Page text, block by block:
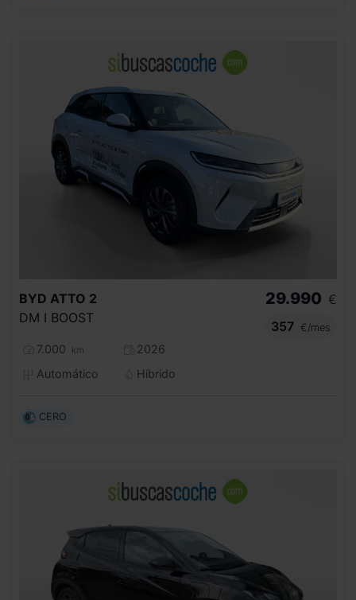
BYD ATTO 2
DM I BOOST
7.000 km
2026
Automático
Híbrido
29.990 €
357
€/mes
CERO